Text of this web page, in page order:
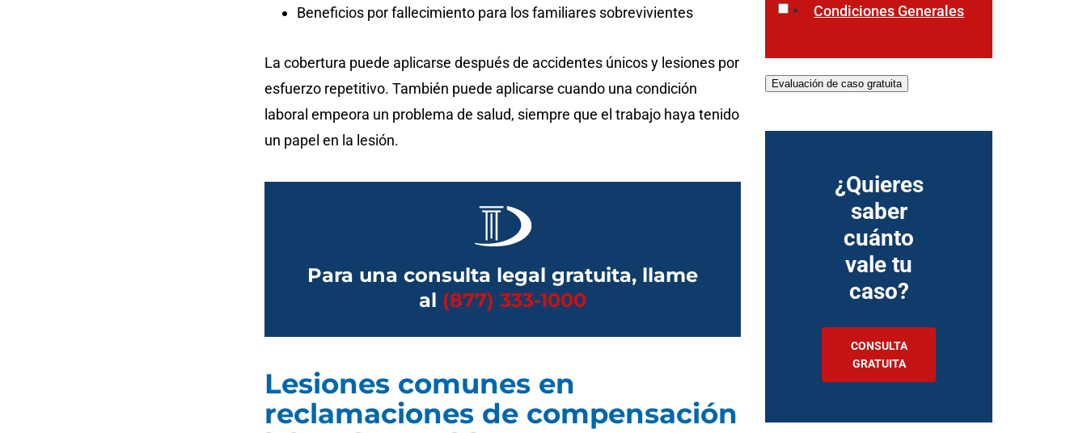
Beneficios por fallecimiento para los familiares sobrevivientes
La cobertura puede aplicarse después de accidentes únicos y lesiones por
esfuerzo repetitivo. También puede aplicarse cuando una condición
laboral empeora un problema de salud, siempre que el trabajo haya tenido
un papel en la lesión.
Para una consulta legal gratuita, llame
al (877) 333-1000
Lesiones comunes en
reclamaciones de compensación
Condiciones Generales
Evaluación de caso gratuita
¿Quieres
saber
cuánto
vale tu
caso?
CONSULTA
GRATUITA